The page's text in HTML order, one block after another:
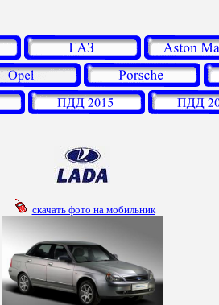
скачать фото на мобильник